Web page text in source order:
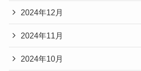
2024年12月
2024年11月
2024年10月